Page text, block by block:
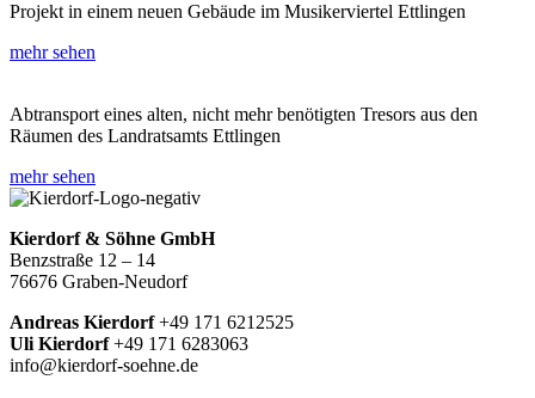
Projekt in einem neuen Gebäude im Musikerviertel Ettlingen
mehr sehen
Abtransport eines alten, nicht mehr benötigten Tresors aus den
Räumen des Landratsamts Ettlingen
mehr sehen
Kierdorf & Söhne GmbH
Benzstraße 12 – 14
76676 Graben-Neudorf
Andreas Kierdorf+49 171 6212525
Uli Kierdorf+49 171 6283063
info@kierdorf-soehne.de